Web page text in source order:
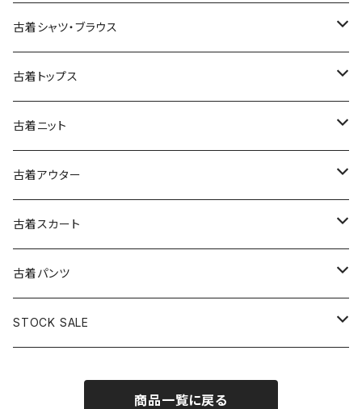
古着長袖ワンピース
古着半袖ワンピース
古着ノースリーブワンピース
古着キャミソールワンピース
古着ベアトップワンピース
古着オールインワン
古着オーバーオール
古着シャツ・ブラウス
古着長袖シャツ・ブラウス
古着半袖シャツ・ブラウス
古着ノースリーブシャツ・ブラウス
古着トップス
古着スウェット&パーカー
古着スウェット
古着パーカー
古着プルオーバー
古着長袖プルオーバー
古着半袖プルオーバー
古着Ｔシャツ
古着長袖Ｔシャツ
古着半袖Ｔシャツ
古着ベスト
古着キャミソール
古着ニット
古着セーター
古着カーディガン
古着半袖ニット
古着ニットアウター
古着アウター
古着ライトジャケット
古着ライトコート
古着ヘビージャケット
古着スカート
古着ロング丈スカート (丈76cm-)
古着膝丈スカート (丈56-75cm)
古着パンツ
古着ロング丈パンツ
STOCK SALE
商品一覧に戻る